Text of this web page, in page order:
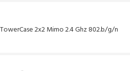
2x2 Mimo 2.4 Ghz 802.b/g/n